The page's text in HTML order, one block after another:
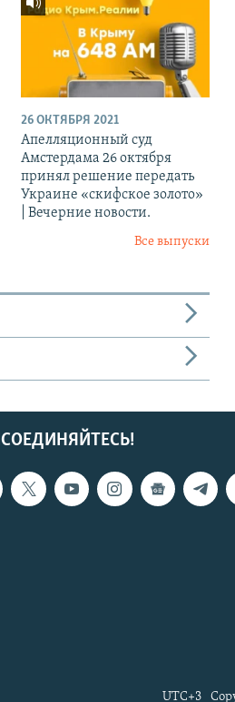
26 ОКТЯБРЯ 2021
Апелляционный суд
Амстердама 26 октября
принял решение передать
Украине «скифское золото»
| Вечерние новости.
Все выпуски
UTC+3